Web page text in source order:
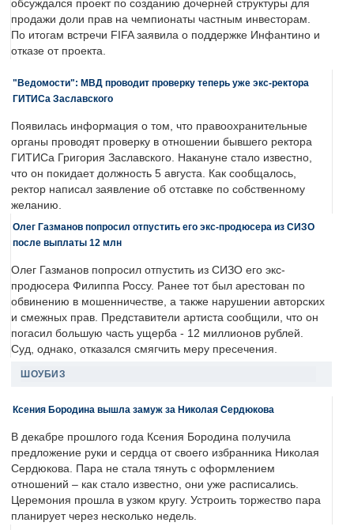
обсуждался проект по созданию дочерней структуры для
продажи доли прав на чемпионаты частным инвесторам.
По итогам встречи FIFA заявила о поддержке Инфантино и
отказе от проекта.
"Ведомости": МВД проводит проверку теперь уже экс-ректора
ГИТИСа Заславского
Появилась информация о том, что правоохранительные
органы проводят проверку в отношении бывшего ректора
ГИТИСа Григория Заславского. Накануне стало известно,
что он покидает должность 5 августа. Как сообщалось,
ректор написал заявление об отставке по собственному
желанию.
Олег Газманов попросил отпустить его экс-продюсера из СИЗО
после выплаты 12 млн
Олег Газманов попросил отпустить из СИЗО его экс-
продюсера Филиппа Россу. Ранее тот был арестован по
обвинению в мошенничестве, а также нарушении авторских
и смежных прав. Представители артиста сообщили, что он
погасил большую часть ущерба - 12 миллионов рублей.
Суд, однако, отказался смягчить меру пресечения.
ШОУБИЗ
Ксения Бородина вышла замуж за Николая Сердюкова
В декабре прошлого года Ксения Бородина получила
предложение руки и сердца от своего избранника Николая
Сердюкова. Пара не стала тянуть с оформлением
отношений – как стало известно, они уже расписались.
Церемония прошла в узком кругу. Устроить торжество пара
планирует через несколько недель.